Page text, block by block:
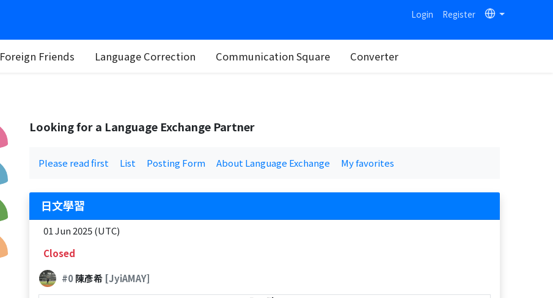
Login Register
Foreign Friends Language Correction Communication Square Converter
Looking for a Language Exchange Partner
Please read first List Posting Form About Language Exchange My favorites
日文學習
01 Jun 2025 (UTC)
Closed
#0陳彥希 [JyiAMAY]